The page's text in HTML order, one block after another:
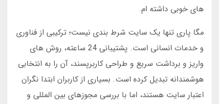
های خوبی داشته ام.
مگا پاری تنها یک سایت شرط بندی نیست؛ ترکیبی از فناوری
و خدمات انسانی است. پشتیبانی 24 ساعته، روش های
واریز و برداشت سریع و طراحی کاربرپسند، آن را به انتخابی
هوشمندانه تبدیل کرده است. بسیاری از کاربران ابتدا نگران
اعتبار سایت هستند، اما با بررسی مجوزهای بین المللی و